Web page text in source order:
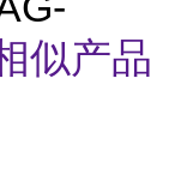
似产品